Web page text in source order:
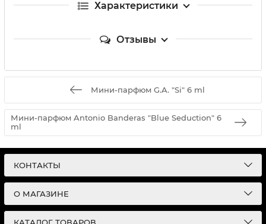
Характеристики
Отзывы
Мини-парфюм G.A. "Si" 6 ml
Мини-парфюм Antonio Banderas "Blue Seduction" 6
ml
КОНТАКТЫ
О МАГАЗИНЕ